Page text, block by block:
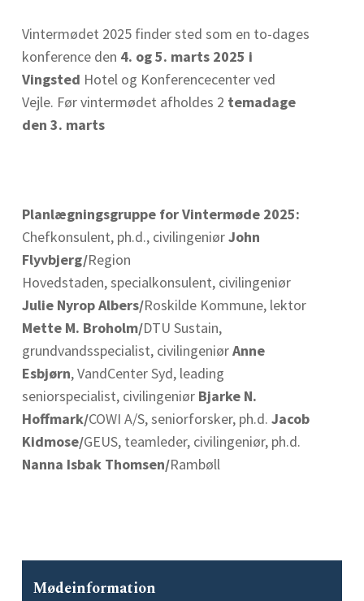
Vintermødet 2025 finder sted som en to-dages
konference den 4. og 5. marts 2025 i
Vingsted Hotel og Konferencecenter ved
Vejle. Før vintermødet afholdes 2 temadage
den 3. marts
Planlægningsgruppe for Vintermøde 2025:
Chefkonsulent, ph.d., civilingeniørJohn
Flyvbjerg/Region
Hovedstaden, specialkonsulent, civilingeniør
Julie Nyrop Albers/Roskilde Kommune, lektor
Mette M. Broholm/DTU Sustain,
grundvandsspecialist, civilingeniørAnne
Esbjørn, VandCenter Syd, leading
seniorspecialist, civilingeniør Bjarke N.
Hoffmark/COWI A/S, seniorforsker, ph.d. Jacob
Kidmose/GEUS, teamleder, civilingeniør, ph.d.
Nanna Isbak Thomsen/Rambøll
Mødeinformation